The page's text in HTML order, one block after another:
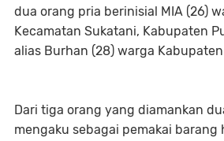
dua orang pria berinisial MIA (26)
Kecamatan Sukatani, Kabupaten
alias Burhan (28) warga
Dari tiga orang yang diamankan
mengaku sebagai pemakai barang